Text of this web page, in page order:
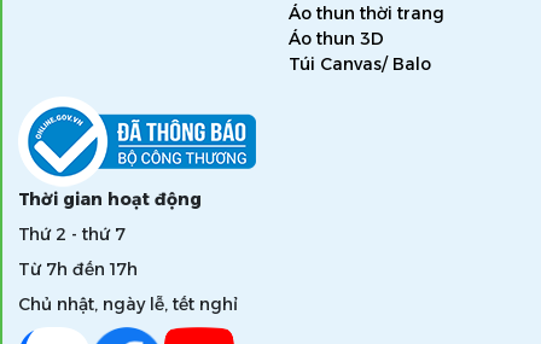
Áo thun thời trang
Áo thun 3D
Túi Canvas/ Balo
Thời gian hoạt động
Thứ 2 - thứ 7
Từ 7h đến 17h
Chủ nhật, ngày lễ, tết nghỉ